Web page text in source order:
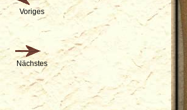
Voriges
Nächstes